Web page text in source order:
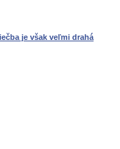
je však veľmi drahá